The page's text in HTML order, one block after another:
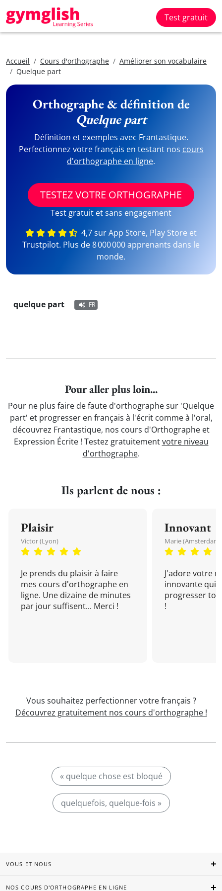
Test gratuit
Accueil Cours d'orthographe
Améliorer son vocabulaire
Quelque part
Orthographe & définition de
Quelque part
Définition et exemples avec Frantastique.
Perfectionnez votre français en testant nos cours
d'orthographe en ligne.
TESTEZ VOTRE ORTHOGRAPHE
Test gratuit et sans engagement
4,7 sur App Store, Play Store et
Trustpilot. Plus de 8 000 000 apprenants dans le
monde.
quelque part FR
Pour aller plus loin...
Pour ne plus faire de faute d'orthographe sur 'Quelque
part' et progresser en français à l'écrit comme à l'oral,
découvrez Frantastique, nos cours d'Orthographe et
Expression Écrite ! Testez gratuitementvotre niveau
d'orthographe.
Ils parlent de nous :
Plaisir
Victor (Lyon)
Je prends du plaisir à faire
mes cours d'orthographe en
ligne. Une dizaine de minutes
par jour suffisent... Merci !
Innovant
Marie (Amsterdam)
J'adore votre
innovante qui
progresser
!
Vous souhaitez perfectionner votre français ?
Découvrez gratuitement nos cours d'orthographe !
« quelque chose est bloqué
quelquefois, quelque-fois »
VOUS ET NOUS
NOS COURS D'ORTHOGRAPHE EN LIGNE